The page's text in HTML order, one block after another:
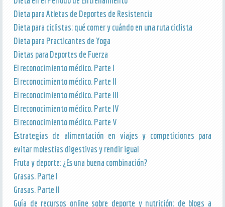
Dieta para Atletas de Deportes de Resistencia
Dieta para ciclistas: qué comer y cuándo en una ruta ciclista
Dieta para Practicantes de Yoga
Dietas para Deportes de Fuerza
El reconocimiento médico. Parte I
El reconocimiento médico. Parte II
El reconocimiento médico. Parte III
El reconocimiento médico. Parte IV
El reconocimiento médico. Parte V
Estrategias de alimentación en viajes y competiciones para
evitar molestias digestivas y rendir igual
Fruta y deporte: ¿Es una buena combinación?
Grasas. Parte I
Grasas. Parte II
Guía de recursos online sobre deporte y nutrición: de blogs a